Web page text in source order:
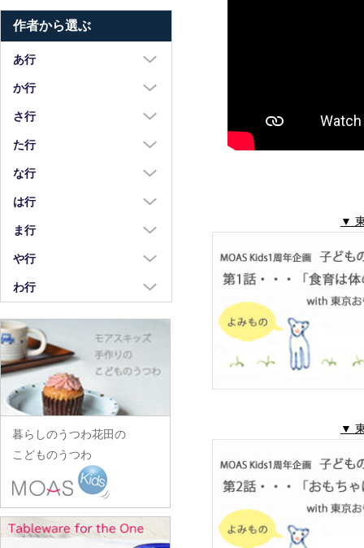
▼
▼
鉢・湯呑・カップ
汁椀・土鍋・折敷
小物・カトラリー
作者から選ぶ
あ行
浅野奈生
苧野直樹
安達和治
荒川真吾
荒賀文成
有馬和博
iiDA Woodturning
伊賀焼土楽
池島直人
池島仁美
生島賢
生島明水
池田大介
石川漆宝堂
石田誠
か行
蠣崎マコト
葛西国太郎
葛西義信
河上智美
川合孝知
川辺忠
川村宏樹
幹山繁太
季更器窯
岸野寛
北野敏一（犀ノ音窯）
日下華子
葛和万紀
さ行
坂本達哉
佐川岳彦
佐々木暢子
重田良古
島田まるみ
志村睦彦
城進
菅原博之
杉本太郎
鈴木重孝
鈴木潤吾
た行
高島慎一
高木剛
瀧田操
田中あい
田中佐和子
谷口嘉
谷永太郎
玉山保男
田沼英里
崔在皓
な行
中荒江道子
中尾万作
中川紀夫
中町いずみ
中村一也
中村幸一郎
d.Tam 中村孝子/桃子
中村智美
中村真紀
中山孝志
名古路英介
西納三枝
は行
橋村大作
長谷川由香
畑中篤
花岡隆
花田オリジナル
羽生直記
林京子
林拓児
原口潔
原田七重
原田譲
原光弘
日高伸治
ま行
前田麻美
正木春蔵
松浦コータロー
松浦ナオコ
松葉勇輝
松本郁美
松本優樹
松本良夫
三浦侑子
水垣千悦
水野克俊
や行
八木橋昇
山口硝子
山口利枝
山崎葉
山田洋次
山田隆太郎
山中恵介
山本哲也
山本恭代
山本亮平
わ行
ワダコーヘー
渡辺信史
渡邊心平
暮らしのうつわ花田の
こどものうつわ